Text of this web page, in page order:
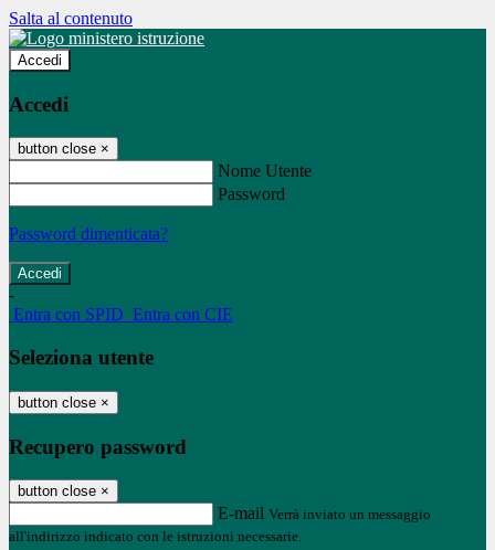
Salta al contenuto
Accedi
Accedi
button close ×
Nome Utente
Password
Password dimenticata?
-
Entra con SPID Entra con CIE
Seleziona utente
button close ×
Recupero password
button close ×
E-mail Verrà inviato un messaggio
all'indirizzo indicato con le istruzioni necessarie.